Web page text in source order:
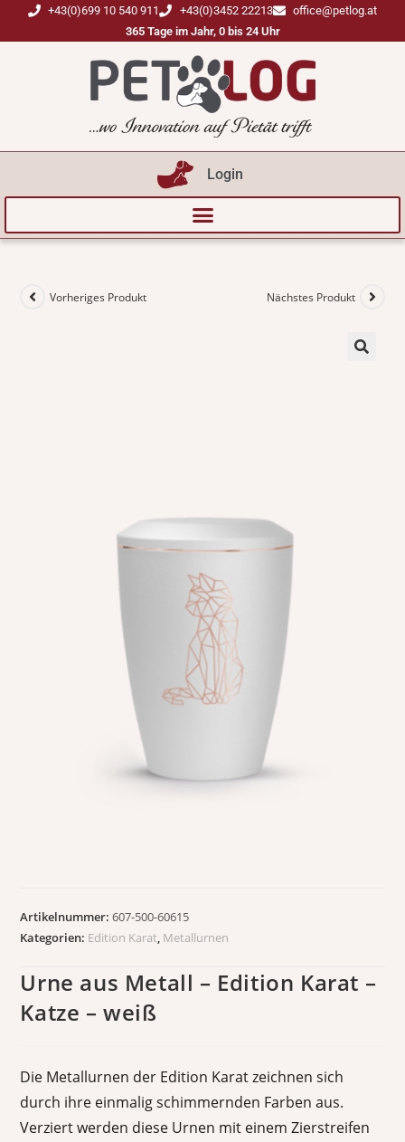
+43(0)699 10 540 911 +43(0)3452 22213
office@petlog.at
365 Tage im Jahr, 0 bis 24 Uhr
Login
Vorheriges Produkt Nächstes Produkt
Artikelnummer:607-500-60615
Kategorien: Edition Karat, Metallurnen
Urne aus Metall – Edition Karat –
Katze – weiß
Die Metallurnen der Edition Karat zeichnen sich
durch ihre einmalig schimmernden Farben aus.
Verziert werden diese Urnen mit einem Zierstreifen